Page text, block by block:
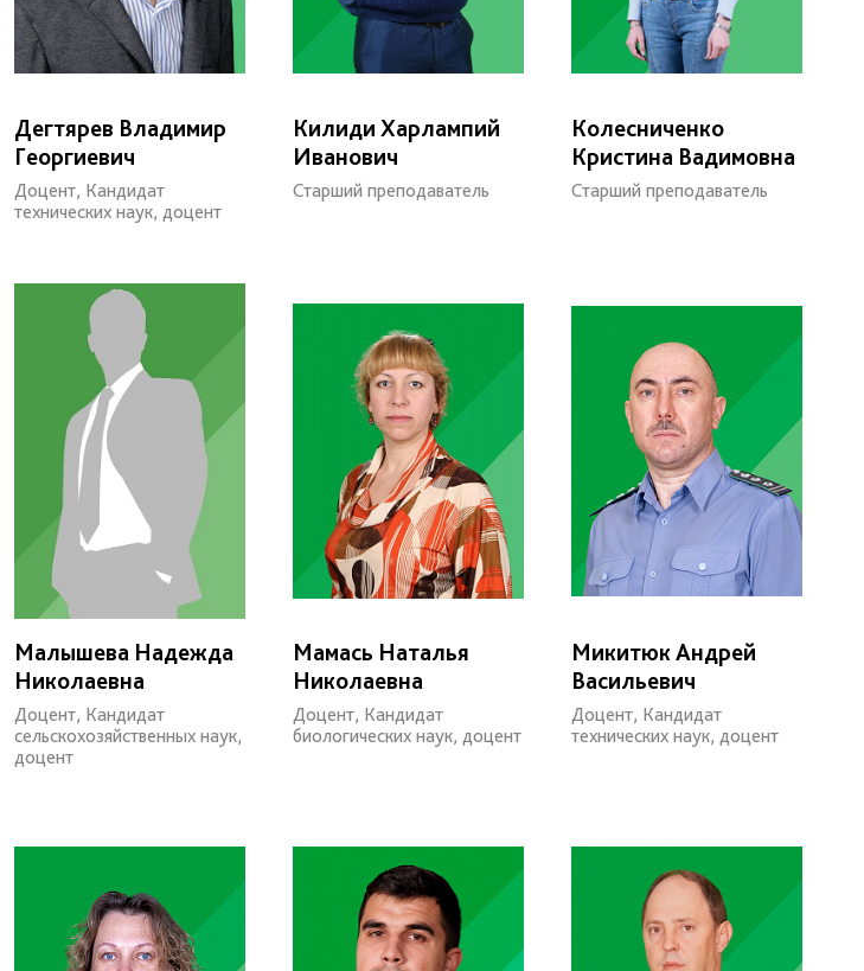
Дегтярев Владимир
Георгиевич
Доцент, Кандидат
технических наук, доцент
Килиди Харлампий
Иванович
Старший преподаватель
Колесниченко
Кристина Вадимовна
Старший преподаватель
Малышева Надежда
Николаевна
Доцент, Кандидат
сельскохозяйственных наук,
доцент
Мамась Наталья
Николаевна
Доцент, Кандидат
биологических наук, доцент
Микитюк Андрей
Васильевич
Доцент, Кандидат
технических наук, доцент